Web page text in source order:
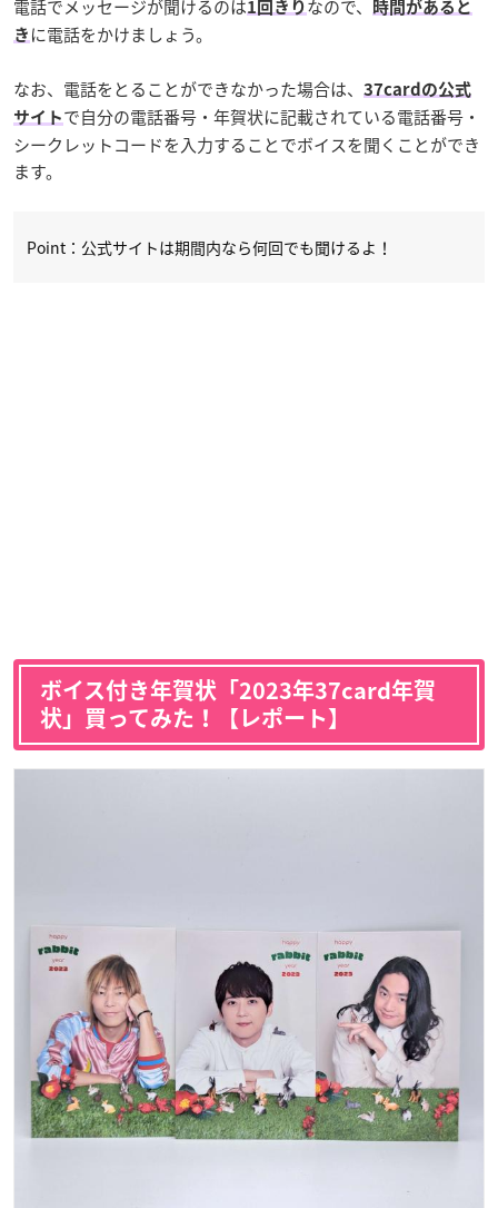
電話でメッセージが聞けるのは1回きり なので、
時間があると
き に電話をかけましょう。
なお、電話をとることができなかった場合は、
37cardの公式
サイト で自分の電話番号・年賀状に記載されている電話番号・
シークレットコードを入力することでボイスを聞くことができ
ます。
Point：公式サイトは期間内なら何回でも聞けるよ！
ボイス付き年賀状「2023年37card年賀
状」買ってみた！【レポート】